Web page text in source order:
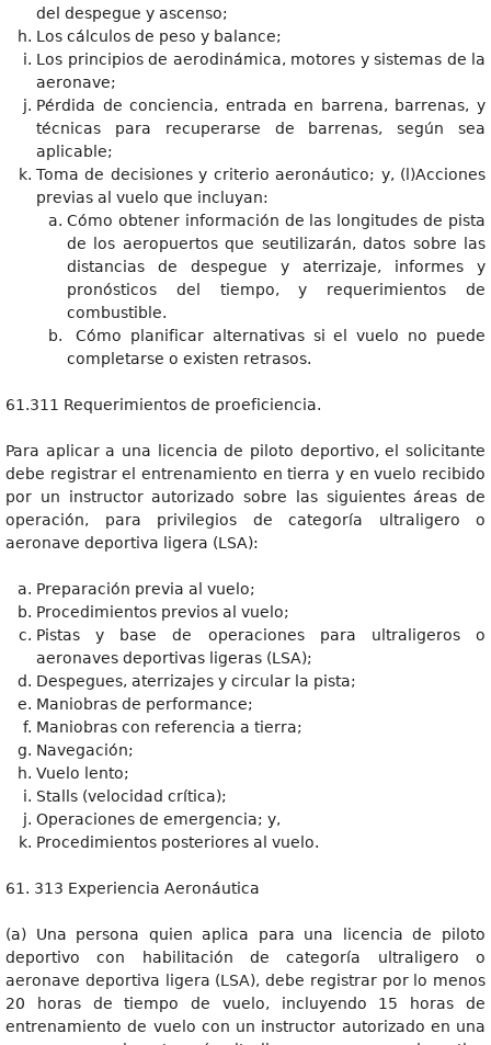
del despegue y ascenso;
Los cálculos de peso y balance;
Los principios de aerodinámica, motores y sistemas de la
aeronave;
Pérdida de conciencia, entrada en barrena, barrenas, y
técnicas para recuperarse de barrenas, según sea
aplicable;
Toma de decisiones y criterio aeronáutico; y, (l)Acciones
previas al vuelo que incluyan:
Cómo obtener información de las longitudes de pista
de los aeropuertos que seutilizarán, datos sobre las
distancias de despegue y aterrizaje, informes y
pronósticos del tiempo, y requerimientos de
combustible.
Cómo planificar alternativas si el vuelo no puede
completarse o existen retrasos.
61.311 Requerimientos de proeficiencia.
Para aplicar a una licencia de piloto deportivo, el solicitante
debe registrar el entrenamiento en tierra y en vuelo recibido
por un instructor autorizado sobre las siguientes áreas de
operación, para privilegios de categoría ultraligero o
aeronave deportiva ligera (LSA):
Preparación previa al vuelo;
Procedimientos previos al vuelo;
Pistas y base de operaciones para ultraligeros o
aeronaves deportivas ligeras (LSA);
Despegues, aterrizajes y circular la pista;
Maniobras de performance;
Maniobras con referencia a tierra;
Navegación;
Vuelo lento;
Stalls (velocidad crítica);
Operaciones de emergencia; y,
Procedimientos posteriores al vuelo.
61. 313 Experiencia Aeronáutica
(a) Una persona quien aplica para una licencia de piloto
deportivo con habilitación de categoría ultraligero o
aeronave deportiva ligera (LSA), debe registrar por lo menos
20 horas de tiempo de vuelo, incluyendo 15 horas de
entrenamiento de vuelo con un instructor autorizado en una